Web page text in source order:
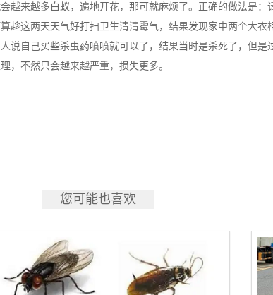
越来越多白蚁，遍地开花，那可就麻烦了。正确的做法是
趁这两天天气好打扫卫生清清霉气，结果发现家中两个大
说自己买些杀虫药喷喷就可以了，结果当时是杀死了，但
，不然只会越来越严重，损失更多。
您可能也喜欢